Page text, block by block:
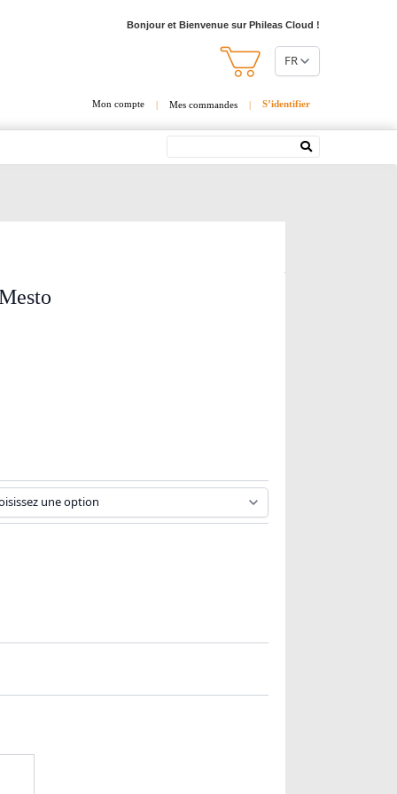
Bonjour et Bienvenue sur Phileas Cloud !
FR
Mon compte | Mes commandes | S’identifier